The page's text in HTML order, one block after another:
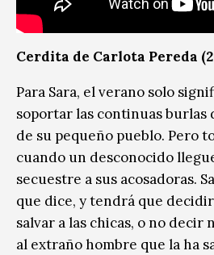
Cerdita de Carlota Pereda
Para Sara, el verano solo
soportar las continuas burlas
de su pequeño pueblo. Pero
cuando un desconocido
secuestre a sus acosadoras.
que dice, y tendrá que
salvar a las chicas, o no decir
al extraño hombre que la ha